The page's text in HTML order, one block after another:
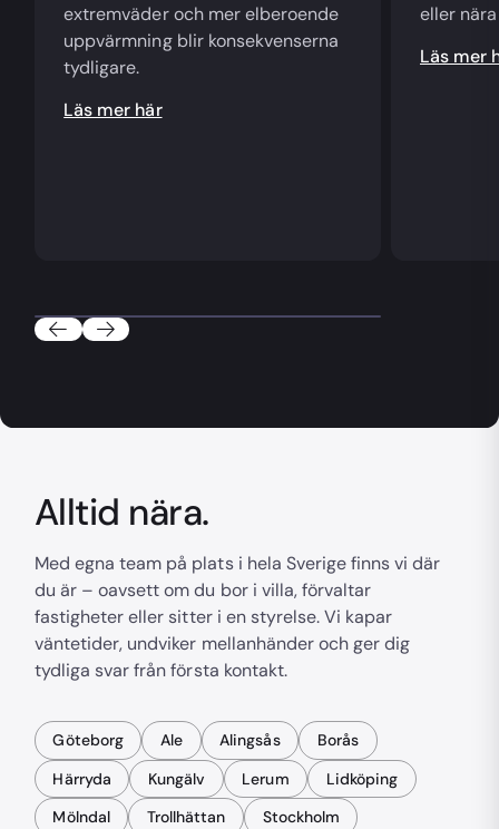
extremväder och mer elberoende
uppvärmning blir konsekvenserna
tydligare.
Läs mer här
eller
Läs mer
Alltid nära.
Med egna team på plats i hela Sverige finns vi där
du är – oavsett om du bor i villa, förvaltar
fastigheter eller sitter i en styrelse. Vi kapar
väntetider, undviker mellanhänder och ger dig
tydliga svar från första kontakt.
Göteborg Ale Alingsås
Borås
Härryda
Kungälv Lerum
Lidköping
Mölndal
Trollhättan
Stockholm